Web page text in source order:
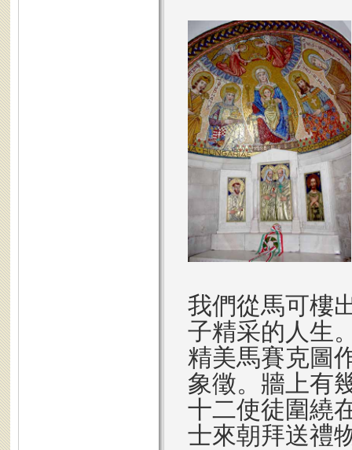
我們從馬可樓
子精采的人生
精美馬賽克圖
象徵。牆上有
十二使徒圍繞
士來朝拜送禮